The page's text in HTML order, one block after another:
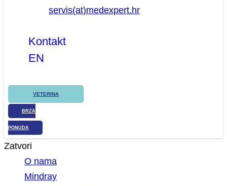
servis(at)medexpert.hr
Kontakt
EN
VETERINA
BRZA
PONUDA
Zatvori
O nama
Mindray